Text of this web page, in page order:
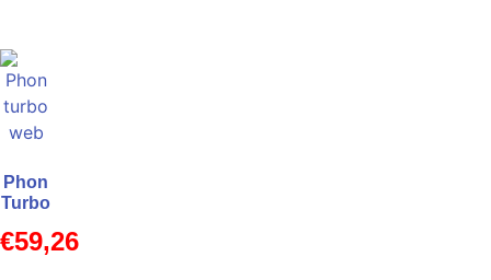
Phon
Turbo
€59,26